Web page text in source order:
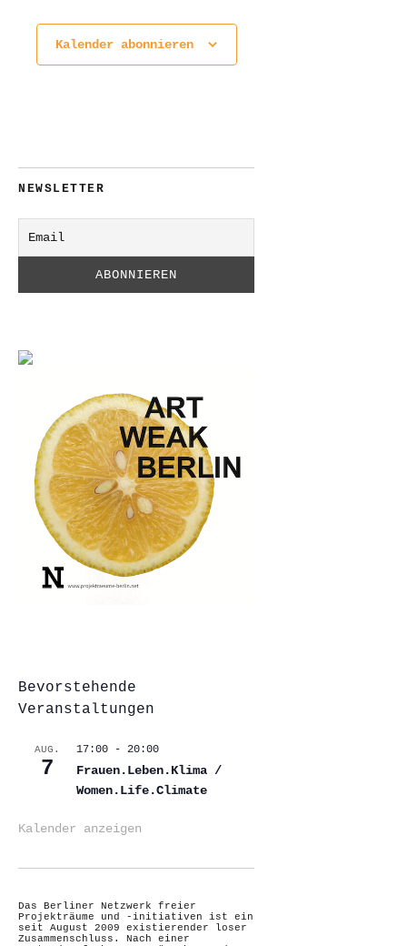
Kalender abonnieren
NEWSLETTER
Bevorstehende
Veranstaltungen
AUG.
7
17:00 - 20:00
Frauen.Leben.Klima /
Women.Life.Climate
Kalender anzeigen
Das Berliner Netzwerk freier
Projekträume und -initiativen ist ein
seit August 2009 existierender loser
Zusammenschluss. Nach einer